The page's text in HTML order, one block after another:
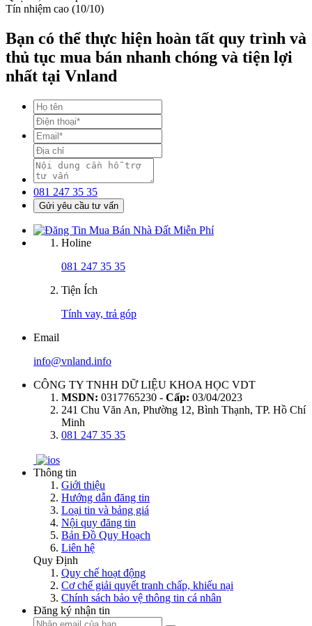
Tín nhiệm cao (10/10)
Bạn có thể thực hiện hoàn tất quy trình và
thủ tục mua bán nhanh chóng và tiện lợi
nhất tại Vnland
081 247 35 35
Gửi yêu cầu tư vấn
Holine
081 247 35 35
Tiện Ích
Tính vay, trả góp
Email
info@vnland.info
CÔNG TY TNHH DỮ LIỆU KHOA HỌC VDT
MSDN: 0317765230 - Cấp: 03/04/2023
241 Chu Văn An, Phường 12, Bình Thạnh, TP. Hồ Chí
Minh
081 247 35 35
Thông tin
Giới thiệu
Hướng dẫn đăng tin
Loại tin và bảng giá
Nội quy đăng tin
Bản Đồ Quy Hoạch
Liên hệ
Quy Định
Quy chế hoạt động
Cơ chế giải quyết tranh chấp, khiếu nại
Chính sách bảo vệ thông tin cá nhân
Đăng ký nhận tin